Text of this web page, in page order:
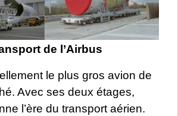
de l’Airbus
le plus gros avion de
Avec ses deux étages,
l’ère du transport aérien.